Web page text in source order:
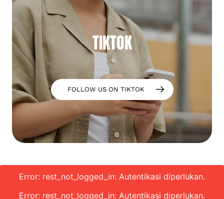
TIKTOK
FOLLOW US ON TIKTOK
Error: rest_not_logged_in: Autentikasi diperlukan.
Error: rest_not_logged_in: Autentikasi diperlukan.